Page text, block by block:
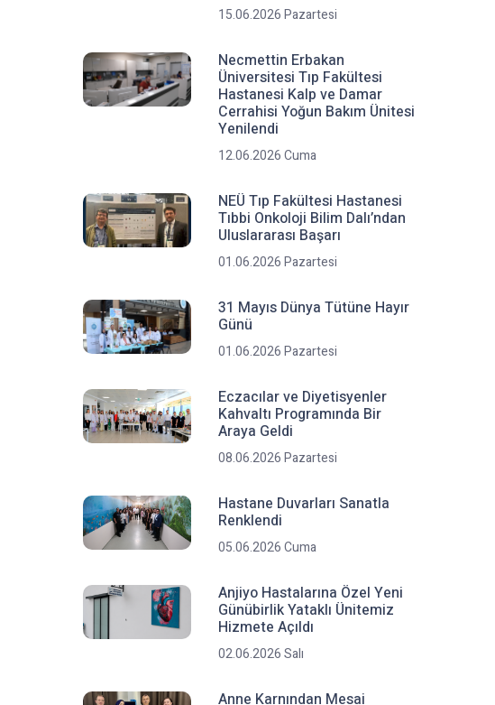
15.06.2026 Pazartesi
Necmettin Erbakan
Üniversitesi Tıp Fakültesi
Hastanesi Kalp ve Damar
Cerrahisi Yoğun Bakım Ünitesi
Yenilendi
12.06.2026 Cuma
NEÜ Tıp Fakültesi Hastanesi
Tıbbi Onkoloji Bilim Dalı’ndan
Uluslararası Başarı
01.06.2026 Pazartesi
31 Mayıs Dünya Tütüne Hayır
Günü
01.06.2026 Pazartesi
Eczacılar ve Diyetisyenler
Kahvaltı Programında Bir
Araya Geldi
08.06.2026 Pazartesi
Hastane Duvarları Sanatla
Renklendi
05.06.2026 Cuma
Anjiyo Hastalarına Özel Yeni
Günübirlik Yataklı Ünitemiz
Hizmete Açıldı
02.06.2026 Salı
Anne Karnından Mesai